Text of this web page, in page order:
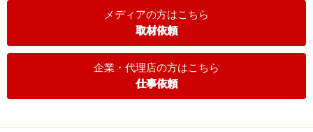
メディアの方はこちら
取材依頼
企業・代理店の方はこちら
仕事依頼